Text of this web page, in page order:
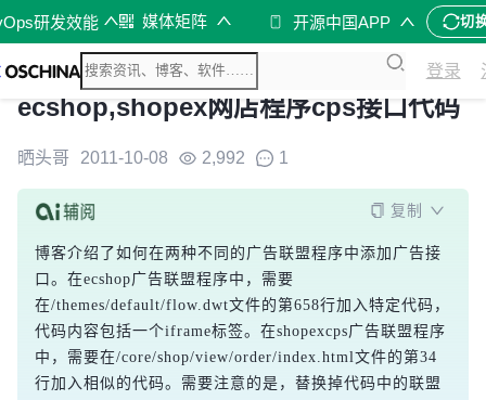
研发效能 媒体矩阵 开源中国APP 切
登录
ecshop,shopex网店程序cps接口代码
晒头哥 2011-10-08 2,992 1
复制
博客介绍了如何在两种不同的广告联盟程序中添加广告接
口。在ecshop广告联盟程序中，需要
在/themes/default/flow.dwt文件的第658行加入特定代码，
代码内容包括一个iframe标签。在shopexcps广告联盟程序
中，需要在/core/shop/view/order/index.html文件的第34
行加入相似的代码。需要注意的是，替换掉代码中的联盟